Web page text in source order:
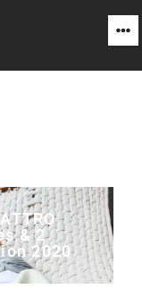
& 2
2020